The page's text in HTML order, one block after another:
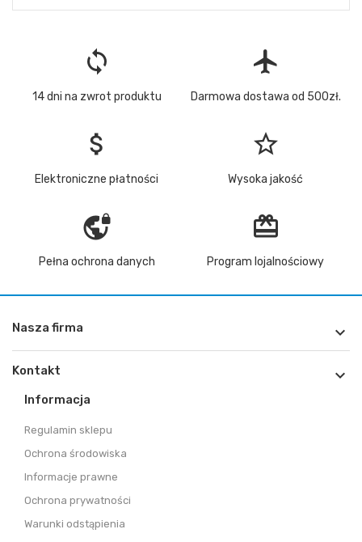
loop
14 dni na zwrot produktu
flight
Darmowa dostawa od 500zł.
attach_money
Elektroniczne płatności
star_border
Wysoka jakość
vpn_lock
Pełna ochrona danych
redeem
Program lojalnościowy
Nasza firma 
Kontakt 
Informacja
Regulamin sklepu
Ochrona środowiska
Informacje prawne
Ochrona prywatności
Warunki odstąpienia